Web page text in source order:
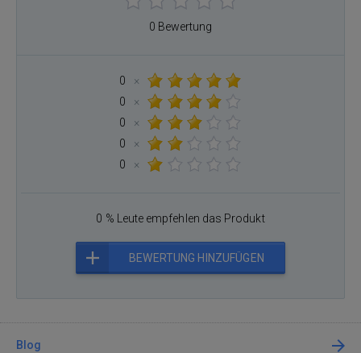
0 Bewertung
0
×
0
×
0
×
0
×
0
×
0 % Leute empfehlen das Produkt
BEWERTUNG HINZUFÜGEN
Blog